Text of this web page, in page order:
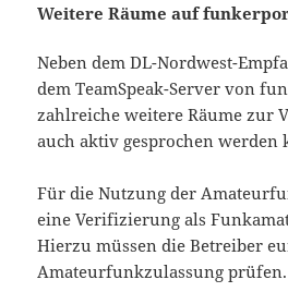
Weitere Räume auf
Neben dem DL-Nordwest-
dem TeamSpeak-Server von
zahlreiche weitere Räume zur
auch aktiv gesprochen werden
Für die Nutzung der
eine Verifizierung als
Hierzu müssen die Betreiber
Amateurfunkzulassung prüfen.